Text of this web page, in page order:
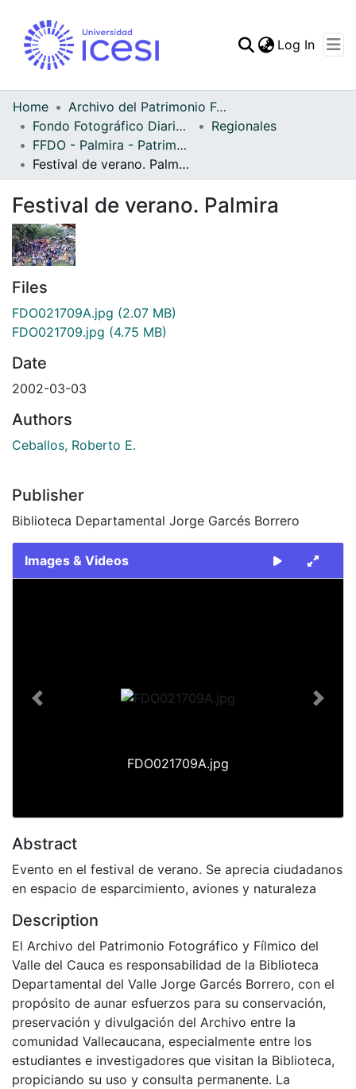
Statistics
Log In
Home
Archivo del Patrimonio Fotográfico y Fílmico del Valle del Cauca
Fondo Fotográfico Diario Occidente
Regionales
FFDO - Palmira - Patrimonial
Festival de verano. Palmira
Festival de verano. Palmira
Files
FDO021709A.jpg (2.07 MB)
FDO021709.jpg (4.75 MB)
Date
2002-03-03
Authors
Ceballos, Roberto E.
Publisher
Biblioteca Departamental Jorge Garcés Borrero
Images & Videos
FDO021709A.jpg
Previous Next
Abstract
Evento en el festival de verano. Se aprecia ciudadanos
en espacio de esparcimiento, aviones y naturaleza
Description
El Archivo del Patrimonio Fotográfico y Fílmico del
Valle del Cauca es responsabilidad de la Biblioteca
Departamental del Valle Jorge Garcés Borrero, con el
propósito de aunar esfuerzos para su conservación,
preservación y divulgación del Archivo entre la
comunidad Vallecaucana, especialmente entre los
estudiantes e investigadores que visitan la Biblioteca,
propiciando su uso y consulta permanente. La